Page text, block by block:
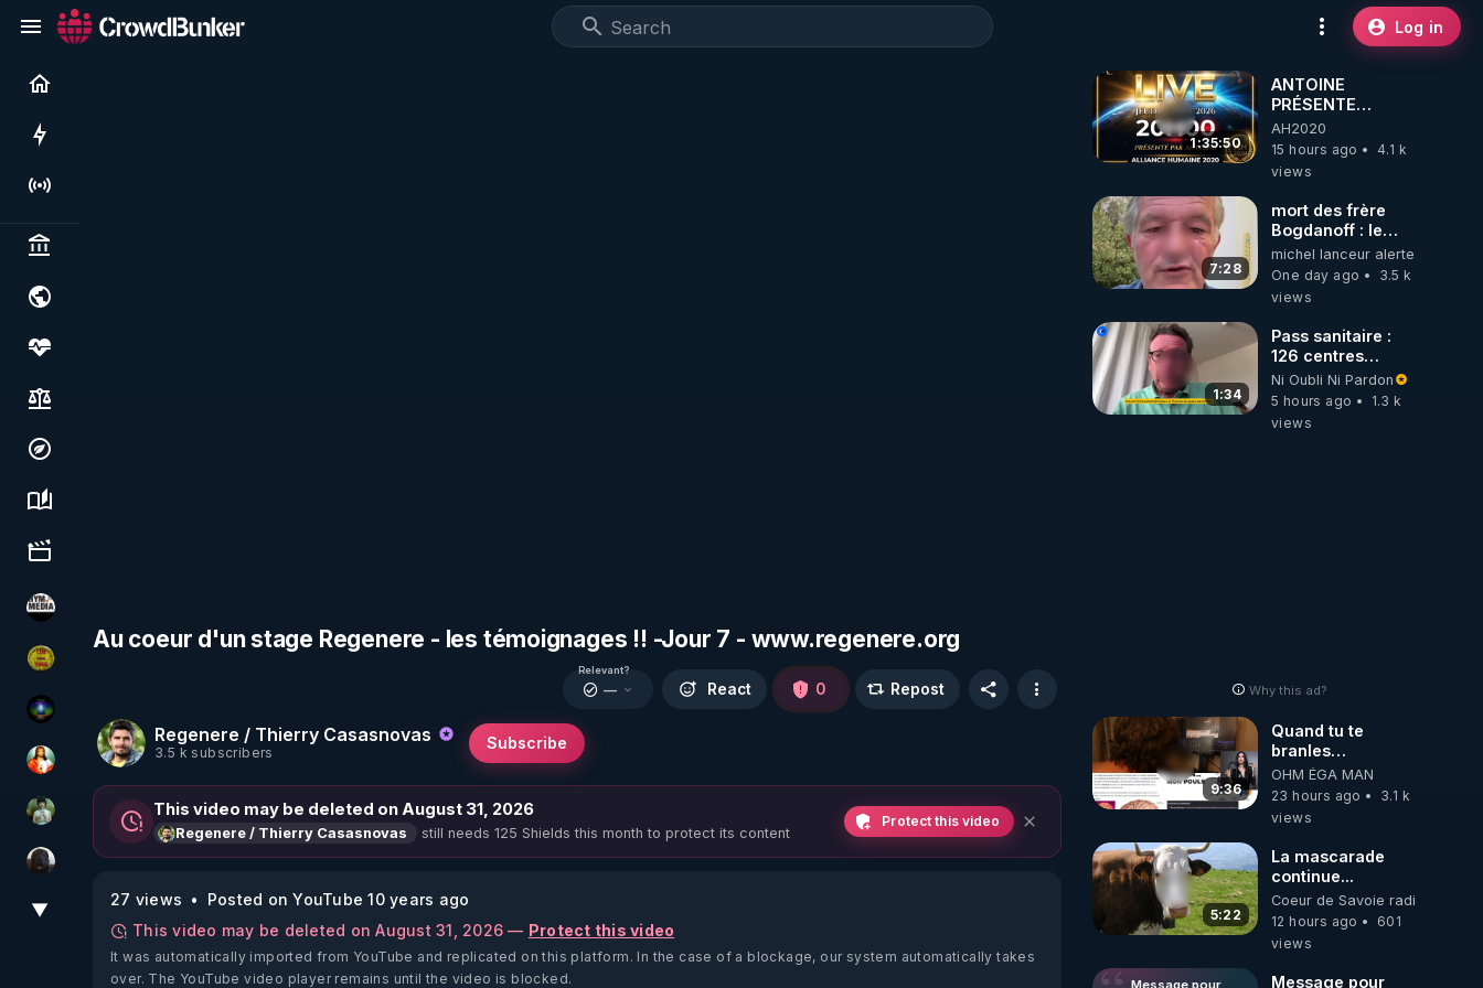
Log in
Live
Politics & institutions
Society, justice & freedoms
Economy, environment & technology
Science, history & spirituality
Culture, media & entertainment
HYM.MEDIA
CDS pour TOUS
WakeUp
L'autre son de cloche
Sonmi-877
TrueMedia
▼
Au coeur d'un stage Regenere - les témoignages !! -Jour 7 - www.regenere.org
Regenere / Thierry Casasnovas
3.5 k subscribers
Subscribe
Relevant?
— React 0 Repost
This video may be deleted on August 31, 2026
Regenere / Thierry Casasnovas still needs 125 Shields this month to protect its content
Protect this video
27 views
Posted on YouTube 10 years ago
This video may be deleted on August 31, 2026 — Protect this video
It was automatically imported from YouTube and replicated on this platform. In the case of a blockage, our system automatically takes
over. The YouTube video player remains until the video is blocked.
1:35:50
ANTOINE
PRÉSENTE
AH2020 LE LIVE
20H ***DU
06/08/2026***
AH2020
15 hours ago
4.1 k
views
7:28
mort des frère
Bogdanoff : le
mensonge d état
michel lanceur alerte
One day ago
3.5 k
views
1:34
Pass sanitaire :
126 centres
commerciaux
concernés par
l'obligation dans
Ni Oubli Ni Pardon
5 hours ago
1.3 k
views
Why this ad?
9:36
Quand tu te
branles
bonhomme tu
émets des ondes
ils ont juste omis
OHM ÉGA MAN
23 hours ago
3.1 k
views
5:22
La mascarade
continue...
Coeur de Savoie radioweb TV
12 hours ago
601
views
Message pour
Message pour